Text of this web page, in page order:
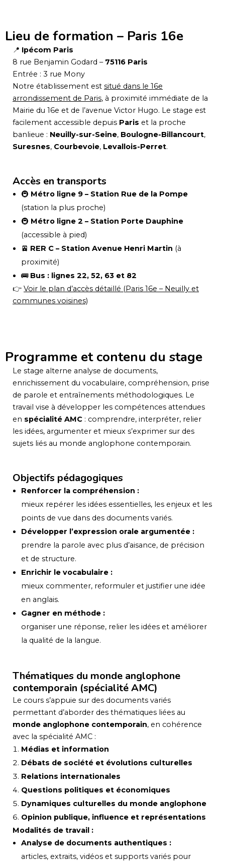
Lieu de formation – Paris 16e
📍 Ipécom Paris
8 rue Benjamin Godard – 75116 Paris
Entrée : 3 rue Mony
Notre établissement est situé dans le 16e
arrondissement de Paris, à proximité immédiate de la
Mairie du 16e et de l’avenue Victor Hugo. Le stage est
facilement accessible depuis Paris et la proche
banlieue : Neuilly-sur-Seine, Boulogne-Billancourt,
Suresnes, Courbevoie, Levallois-Perret.
Accès en transports
🚇 Métro ligne 9 – Station Rue de la Pompe
(station la plus proche)
🚇 Métro ligne 2 – Station Porte Dauphine
(accessible à pied)
🚈 RER C – Station Avenue Henri Martin (à
proximité)
🚌 Bus : lignes 22, 52, 63 et 82
👉 Voir le plan d’accès détaillé (Paris 16e – Neuilly et
communes voisines)
Programme et contenu du stage
Le stage alterne analyse de documents,
enrichissement du vocabulaire, compréhension, prise
de parole et entraînements méthodologiques. Le
travail vise à développer les compétences attendues
en spécialité AMC : comprendre, interpréter, relier
les idées, argumenter et mieux s’exprimer sur des
sujets liés au monde anglophone contemporain.
Objectifs pédagogiques
Renforcer la compréhension :
mieux repérer les idées essentielles, les enjeux et les
points de vue dans des documents variés.
Développer l’expression orale argumentée :
prendre la parole avec plus d’aisance, de précision
et de structure.
Enrichir le vocabulaire :
mieux commenter, reformuler et justifier une idée
en anglais.
Gagner en méthode :
organiser une réponse, relier les idées et améliorer
la qualité de la langue.
Thématiques du monde anglophone
contemporain (spécialité AMC)
Le cours s’appuie sur des documents variés
permettant d’aborder des thématiques liées au
monde anglophone contemporain, en cohérence
avec la spécialité AMC :
Médias et information
Débats de société et évolutions culturelles
Relations internationales
Questions politiques et économiques
Dynamiques culturelles du monde anglophone
Opinion publique, influence et représentations
Modalités de travail :
Analyse de documents authentiques :
articles, extraits, vidéos et supports variés pour